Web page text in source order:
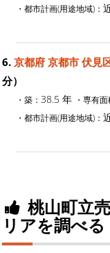
・都市計画(用途地域)：
6. 京都府 京都市 伏見
分）
・築： 38.5 年 ・専有面
・都市計画(用途地域)：
桃山町立
リアを調べる